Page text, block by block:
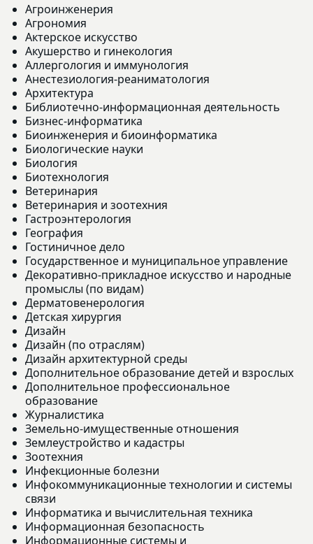
Агроинженерия
Агрономия
Актерское искусство
Акушерство и гинекология
Аллергология и иммунология
Анестезиология-реаниматология
Архитектура
Библиотечно-информационная деятельность
Бизнес-информатика
Биоинженерия и биоинформатика
Биологические науки
Биология
Биотехнология
Ветеринария
Ветеринария и зоотехния
Гастроэнтерология
География
Гостиничное дело
Государственное и муниципальное управление
Декоративно-прикладное искусство и народные
промыслы (по видам)
Дерматовенерология
Детская хирургия
Дизайн
Дизайн (по отраслям)
Дизайн архитектурной среды
Дополнительное образование детей и взрослых
Дополнительное профессиональное
образование
Журналистика
Земельно-имущественные отношения
Землеустройство и кадастры
Зоотехния
Инфекционные болезни
Инфокоммуникационные технологии и системы
связи
Информатика и вычислительная техника
Информационная безопасность
Информационные системы и